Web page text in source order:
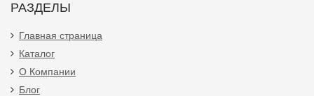
РАЗДЕЛЫ
Главная страница
Каталог
О Компании
Блог